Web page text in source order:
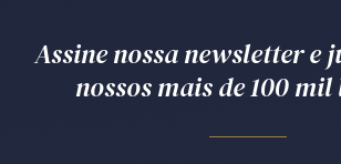
Diferenciais
Assine nossa newsletter e
nossos mais de 100